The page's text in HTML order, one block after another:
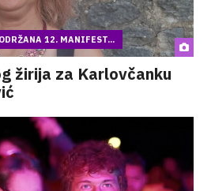
12. MANIFEST...
žirija za Karlovčanku